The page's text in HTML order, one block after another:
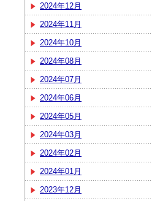
2024年12月
2024年11月
2024年10月
2024年08月
2024年07月
2024年06月
2024年05月
2024年03月
2024年02月
2024年01月
2023年12月